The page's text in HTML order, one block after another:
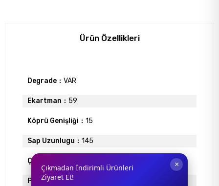
Ürün Özellikleri
Degrade VAR
Ekartman 59
Köprü Genişliği 15
Sap Uzunlugu 145
Çerçeve Tipi
Polarize YOK
×
Çıkmadan İndirimli Ürünleri
Ziyaret Et!